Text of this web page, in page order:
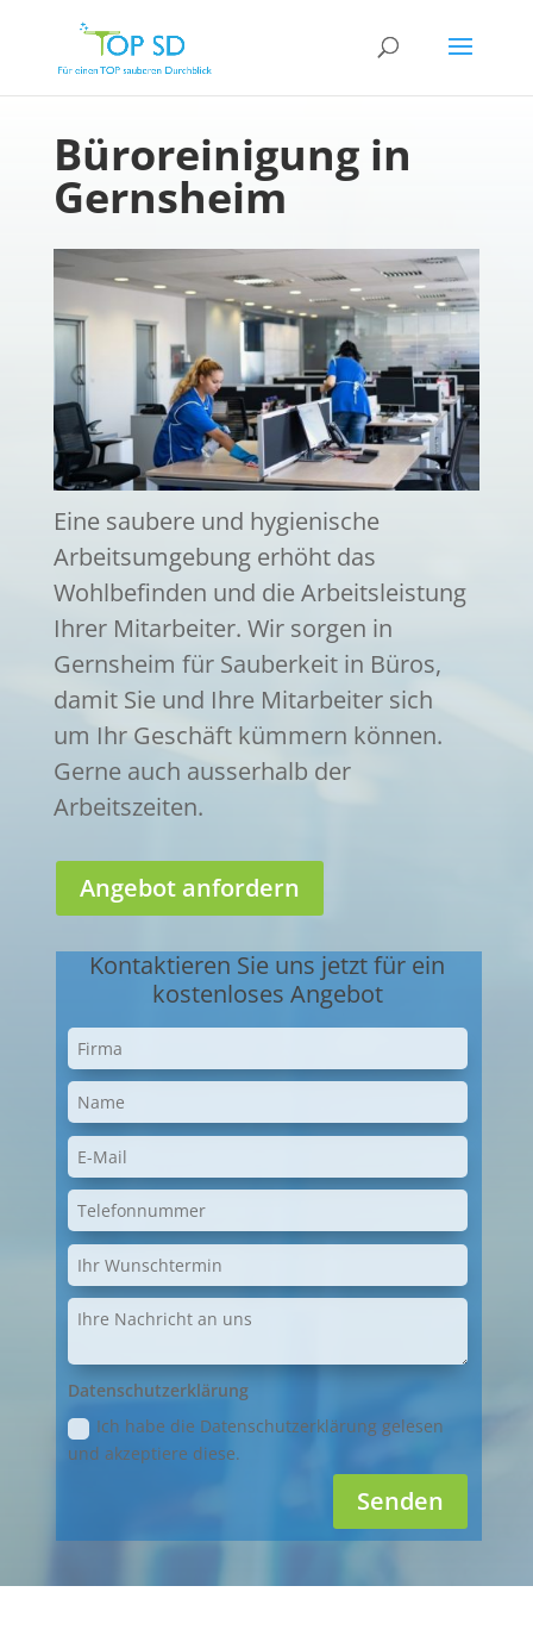
Büroreinigung in
Gernsheim
Eine saubere und hygienische
Arbeitsumgebung erhöht das
Wohlbefinden und die Arbeitsleistung
Ihrer Mitarbeiter. Wir sorgen in
Gernsheim für Sauberkeit in Büros,
damit Sie und Ihre Mitarbeiter sich
um Ihr Geschäft kümmern können.
Gerne auch ausserhalb der
Arbeitszeiten.
Angebot anfordern
Kontaktieren Sie uns jetzt für ein
kostenloses Angebot
Datenschutzerklärung
Ich habe die Datenschutzerklärung gelesen
und akzeptiere diese.
Senden